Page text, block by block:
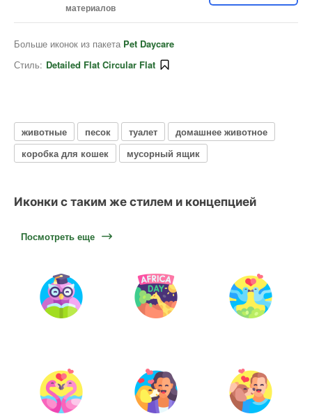
материалов
Больше иконок из пакета Pet Daycare
Стиль: Detailed Flat Circular Flat
животные песок туалет
домашнее животное
коробка для кошек
мусорный ящик
Иконки с таким же стилем и концепцией
Посмотреть еще